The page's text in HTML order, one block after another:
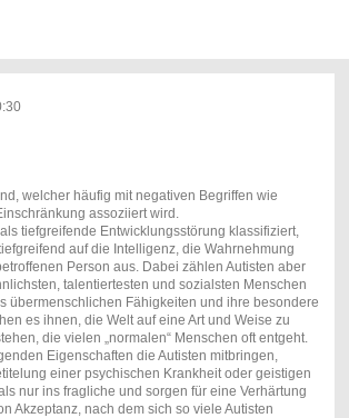
welcher häufig mit negativen Begriffen wie
assoziiert wird.
tiefgreifende Entwicklungsstörung klassifiziert,
auf die Intelligenz, die Wahrnehmung
Person aus. Dabei zählen Autisten aber
talentiertesten und sozialsten Menschen
übermenschlichen Fähigkeiten und ihre besondere
es ihnen, die Welt auf eine Art und Weise zu
die vielen „normalen“ Menschen oft entgeht.
Eigenschaften die Autisten mitbringen,
einer psychischen Krankheit oder geistigen
nur ins fragliche und sorgen für eine Verhärtung
Akzeptanz, nach dem sich so viele Autisten